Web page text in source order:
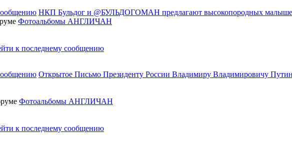
НКП Бульдог и @БУЛЬДОГОМАН предлагают высокопородных
Фотоальбомы АНГЛИЧАН
к последнему сообщению
Открытое Письмо Президенту России Владимиру Владимировичу
Фотоальбомы АНГЛИЧАН
к последнему сообщению